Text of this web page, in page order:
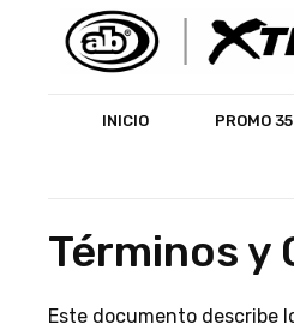
INICIO PROMO
Términos y
Este documento describe